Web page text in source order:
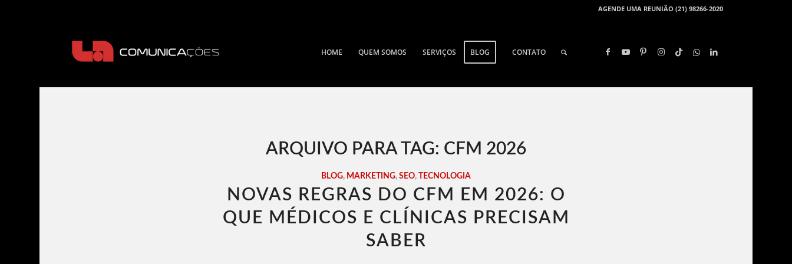
AGENDE UMA REUNIÃO (21) 98266-2020
HOME QUEM SOMOS SERVIÇOS BLOG CONTATO
ARQUIVO PARA TAG: CFM 2026
BLOG, MARKETING, SEO, TECNOLOGIA
NOVAS REGRAS DO CFM EM 2026: O
QUE MÉDICOS E CLÍNICAS PRECISAM
SABER